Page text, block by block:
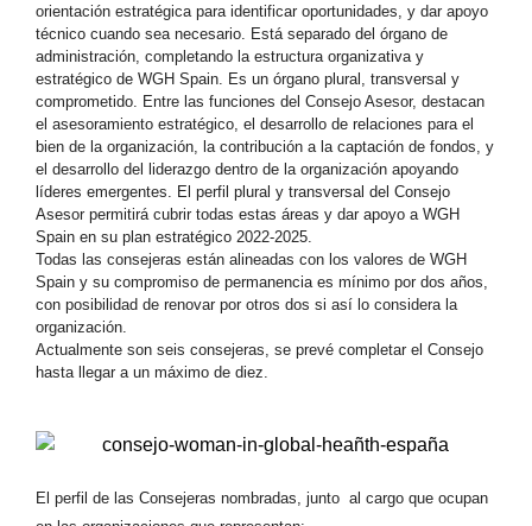
orientación estratégica para identificar oportunidades, y dar apoyo
técnico cuando sea necesario. Está separado del órgano de
administración, completando la estructura organizativa y
estratégico de WGH Spain. Es un órgano plural, transversal y
comprometido. Entre las funciones del Consejo Asesor, destacan
el asesoramiento estratégico, el desarrollo de relaciones para el
bien de la organización, la contribución a la captación de fondos, y
el desarrollo del liderazgo dentro de la organización apoyando
líderes emergentes. El perfil plural y transversal del Consejo
Asesor permitirá cubrir todas estas áreas y dar apoyo a WGH
Spain en su plan estratégico 2022-2025.
Todas las consejeras están alineadas con los valores de WGH
Spain y su compromiso de permanencia es mínimo por dos años,
con posibilidad de renovar por otros dos si así lo considera la
organización.
Actualmente son seis consejeras, se prevé completar el Consejo
hasta llegar a un máximo de diez.
El perfil de las Consejeras nombradas, junto al cargo que ocupan